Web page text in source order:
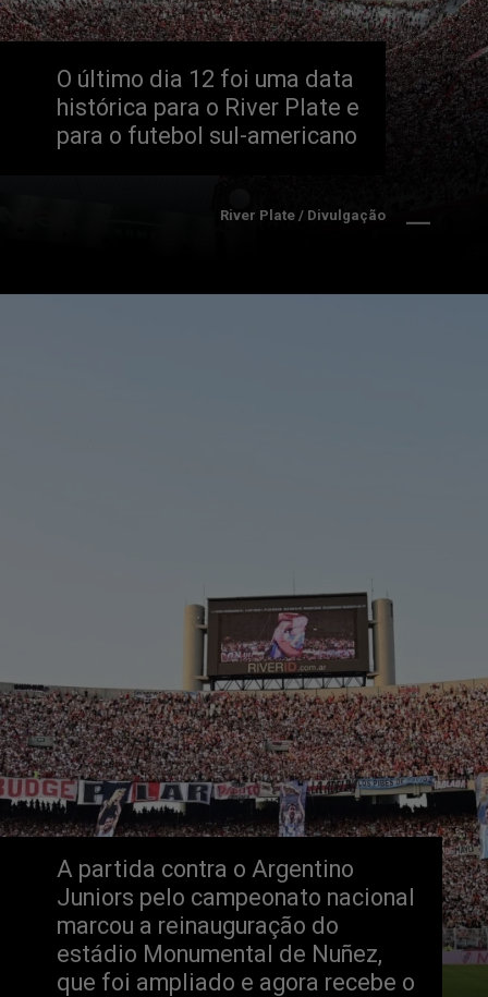
O último dia 12 foi uma data
histórica para o River Plate e
para o futebol sul-americano
River Plate / Divulgação
A partida contra o Argentino
Juniors pelo campeonato nacional
marcou a reinauguração do
estádio Monumental de Nuñez,
que foi ampliado e agora recebe o